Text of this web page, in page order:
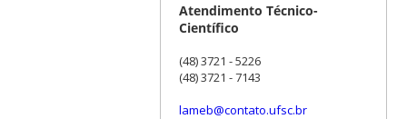
Atendimento Técnico-
Científico
(48) 3721 - 5226
(48) 3721 - 7143
lameb@contato.ufsc.br